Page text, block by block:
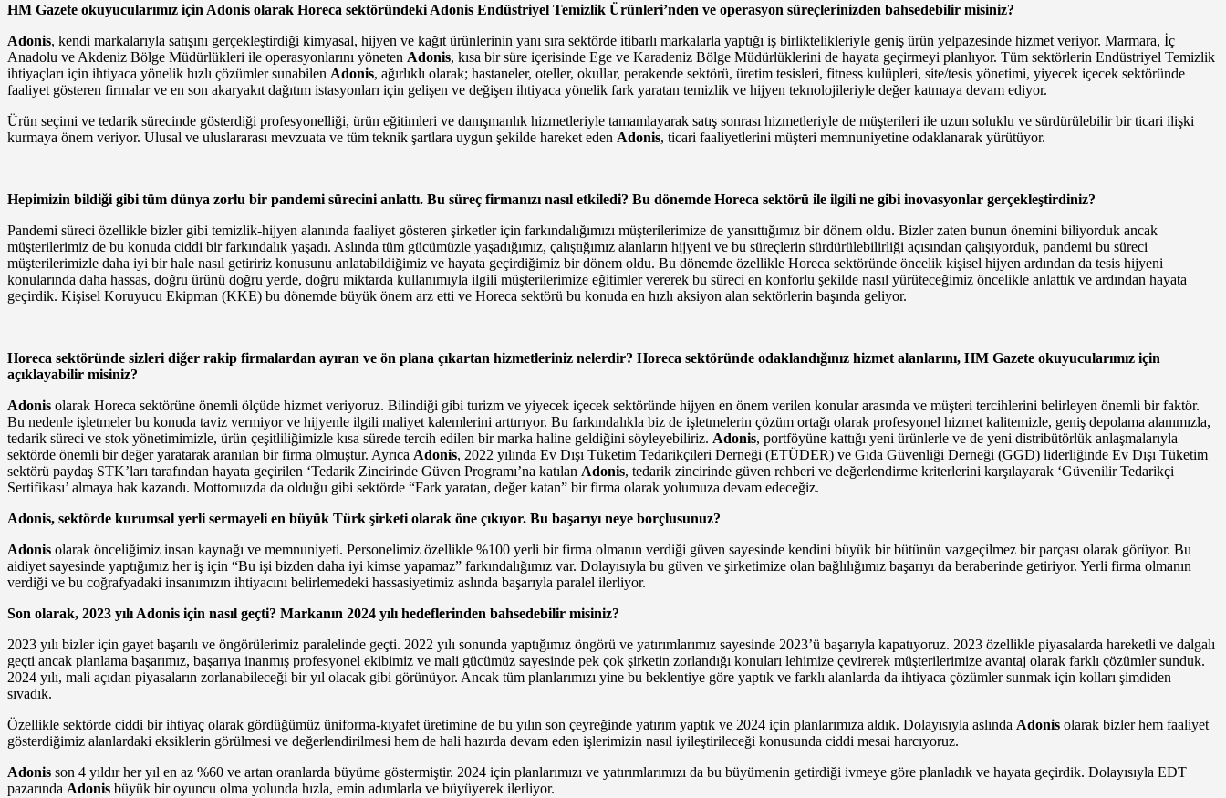
HM Gazete okuyucularımız için Adonis olarak Horeca sektöründeki Adonis Endüstriyel Temizlik Ürünleri’nden ve operasyon süreçlerinizden bahsedebilir misiniz?
Adonis, kendi markalarıyla satışını gerçekleştirdiği kimyasal, hijyen ve kağıt ürünlerinin yanı sıra sektörde itibarlı markalarla yaptığı iş birliktelikleriyle geniş ürün yelpazesinde hizmet veriyor. Marmara, İç
Anadolu ve Akdeniz Bölge Müdürlükleri ile operasyonlarını yöneten Adonis, kısa bir süre içerisinde Ege ve Karadeniz Bölge Müdürlüklerini de hayata geçirmeyi planlıyor. Tüm sektörlerin Endüstriyel Temizlik
ihtiyaçları için ihtiyaca yönelik hızlı çözümler sunabilen Adonis, ağırlıklı olarak; hastaneler, oteller, okullar, perakende sektörü, üretim tesisleri, fitness kulüpleri, site/tesis yönetimi, yiyecek içecek sektöründe
faaliyet gösteren firmalar ve en son akaryakıt dağıtım istasyonları için gelişen ve değişen ihtiyaca yönelik fark yaratan temizlik ve hijyen teknolojileriyle değer katmaya devam ediyor.
Ürün seçimi ve tedarik sürecinde gösterdiği profesyonelliği, ürün eğitimleri ve danışmanlık hizmetleriyle tamamlayarak satış sonrası hizmetleriyle de müşterileri ile uzun soluklu ve sürdürülebilir bir ticari ilişki
kurmaya önem veriyor. Ulusal ve uluslararası mevzuata ve tüm teknik şartlara uygun şekilde hareket eden Adonis, ticari faaliyetlerini müşteri memnuniyetine odaklanarak yürütüyor.
Hepimizin bildiği gibi tüm dünya zorlu bir pandemi sürecini anlattı. Bu süreç firmanızı nasıl etkiledi? Bu dönemde Horeca sektörü ile ilgili ne gibi inovasyonlar gerçekleştirdiniz?
Pandemi süreci özellikle bizler gibi temizlik-hijyen alanında faaliyet gösteren şirketler için farkındalığımızı müşterilerimize de yansıttığımız bir dönem oldu. Bizler zaten bunun önemini biliyorduk ancak
müşterilerimiz de bu konuda ciddi bir farkındalık yaşadı. Aslında tüm gücümüzle yaşadığımız, çalıştığımız alanların hijyeni ve bu süreçlerin sürdürülebilirliği açısından çalışıyorduk, pandemi bu süreci
müşterilerimizle daha iyi bir hale nasıl getiririz konusunu anlatabildiğimiz ve hayata geçirdiğimiz bir dönem oldu. Bu dönemde özellikle Horeca sektöründe öncelik kişisel hijyen ardından da tesis hijyeni
konularında daha hassas, doğru ürünü doğru yerde, doğru miktarda kullanımıyla ilgili müşterilerimize eğitimler vererek bu süreci en konforlu şekilde nasıl yürüteceğimiz öncelikle anlattık ve ardından hayata
geçirdik. Kişisel Koruyucu Ekipman (KKE) bu dönemde büyük önem arz etti ve Horeca sektörü bu konuda en hızlı aksiyon alan sektörlerin başında geliyor.
Horeca sektöründe sizleri diğer rakip firmalardan ayıran ve ön plana çıkartan hizmetleriniz nelerdir? Horeca sektöründe odaklandığınız hizmet alanlarını, HM Gazete okuyucularımız için
açıklayabilir misiniz?
Adonis olarak Horeca sektörüne önemli ölçüde hizmet veriyoruz. Bilindiği gibi turizm ve yiyecek içecek sektöründe hijyen en önem verilen konular arasında ve müşteri tercihlerini belirleyen önemli bir faktör.
Bu nedenle işletmeler bu konuda taviz vermiyor ve hijyenle ilgili maliyet kalemlerini arttırıyor. Bu farkındalıkla biz de işletmelerin çözüm ortağı olarak profesyonel hizmet kalitemizle, geniş depolama alanımızla,
tedarik süreci ve stok yönetimimizle, ürün çeşitliliğimizle kısa sürede tercih edilen bir marka haline geldiğini söyleyebiliriz. Adonis, portföyüne kattığı yeni ürünlerle ve de yeni distribütörlük anlaşmalarıyla
sektörde önemli bir değer yaratarak aranılan bir firma olmuştur. Ayrıca Adonis, 2022 yılında Ev Dışı Tüketim Tedarikçileri Derneği (ETÜDER) ve Gıda Güvenliği Derneği (GGD) liderliğinde Ev Dışı Tüketim
sektörü paydaş STK’ları tarafından hayata geçirilen ‘Tedarik Zincirinde Güven Programı’na katılan Adonis, tedarik zincirinde güven rehberi ve değerlendirme kriterlerini karşılayarak ‘Güvenilir Tedarikçi
Sertifikası’ almaya hak kazandı. Mottomuzda da olduğu gibi sektörde “Fark yaratan, değer katan” bir firma olarak yolumuza devam edeceğiz.
Adonis, sektörde kurumsal yerli sermayeli en büyük Türk şirketi olarak öne çıkıyor. Bu başarıyı neye borçlusunuz?
Adonis olarak önceliğimiz insan kaynağı ve memnuniyeti. Personelimiz özellikle %100 yerli bir firma olmanın verdiği güven sayesinde kendini büyük bir bütünün vazgeçilmez bir parçası olarak görüyor. Bu
aidiyet sayesinde yaptığımız her iş için “Bu işi bizden daha iyi kimse yapamaz” farkındalığımız var. Dolayısıyla bu güven ve şirketimize olan bağlılığımız başarıyı da beraberinde getiriyor. Yerli firma olmanın
verdiği ve bu coğrafyadaki insanımızın ihtiyacını belirlemedeki hassasiyetimiz aslında başarıyla paralel ilerliyor.
Son olarak, 2023 yılı Adonis için nasıl geçti? Markanın 2024 yılı hedeflerinden bahsedebilir misiniz?
2023 yılı bizler için gayet başarılı ve öngörülerimiz paralelinde geçti. 2022 yılı sonunda yaptığımız öngörü ve yatırımlarımız sayesinde 2023’ü başarıyla kapatıyoruz. 2023 özellikle piyasalarda hareketli ve dalgalı
geçti ancak planlama başarımız, başarıya inanmış profesyonel ekibimiz ve mali gücümüz sayesinde pek çok şirketin zorlandığı konuları lehimize çevirerek müşterilerimize avantaj olarak farklı çözümler sunduk.
2024 yılı, mali açıdan piyasaların zorlanabileceği bir yıl olacak gibi görünüyor. Ancak tüm planlarımızı yine bu beklentiye göre yaptık ve farklı alanlarda da ihtiyaca çözümler sunmak için kolları şimdiden
sıvadık.
Özellikle sektörde ciddi bir ihtiyaç olarak gördüğümüz üniforma-kıyafet üretimine de bu yılın son çeyreğinde yatırım yaptık ve 2024 için planlarımıza aldık. Dolayısıyla aslında Adonis olarak bizler hem faaliyet
gösterdiğimiz alanlardaki eksiklerin görülmesi ve değerlendirilmesi hem de hali hazırda devam eden işlerimizin nasıl iyileştirileceği konusunda ciddi mesai harcıyoruz.
Adonis son 4 yıldır her yıl en az %60 ve artan oranlarda büyüme göstermiştir. 2024 için planlarımızı ve yatırımlarımızı da bu büyümenin getirdiği ivmeye göre planladık ve hayata geçirdik. Dolayısıyla EDT
pazarında Adonis büyük bir oyuncu olma yolunda hızla, emin adımlarla ve büyüyerek ilerliyor.